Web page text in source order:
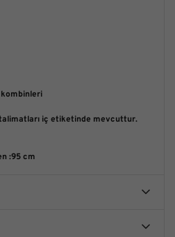
kombinleri
iç etiketinde mevcuttur.
:95 cm